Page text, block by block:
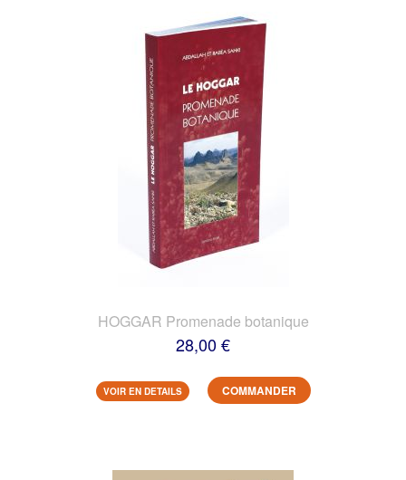
HOGGAR Promenade botanique
28,00 €
VOIR EN DETAILS COMMANDER